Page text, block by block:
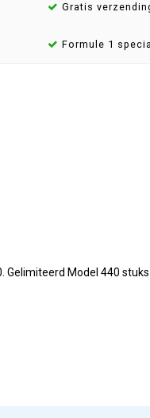
Gratis
Formule 1
Model 440